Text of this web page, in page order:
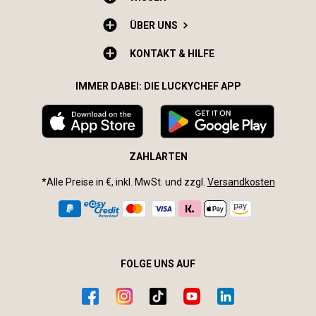
ÜBER UNS
KONTAKT & HILFE
IMMER DABEI: DIE LUCKYCHEF APP
ZAHLARTEN
*Alle Preise in €, inkl. MwSt. und zzgl. Versandkosten
FOLGE UNS AUF